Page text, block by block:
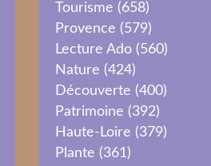
Tourisme (658)
Provence (579)
Lecture Ado (560)
Nature (424)
Découverte (400)
Patrimoine (392)
Haute-Loire (379)
Plante (361)